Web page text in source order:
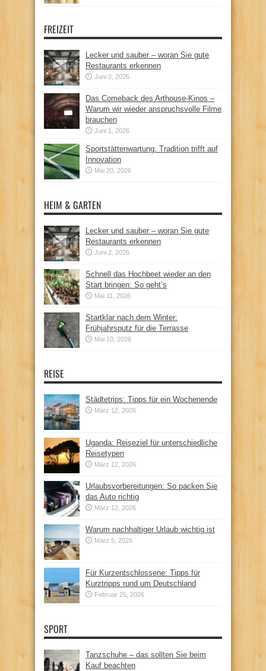
FREIZEIT
Lecker und sauber – woran Sie gute
Restaurants erkennen
Juni 2, 2026
Das Comeback des Arthouse-Kinos –
Warum wir wieder anspruchsvolle Filme
brauchen
Juni 1, 2026
Sportstättenwartung: Tradition trifft auf
Innovation
Mai 20, 2026
HEIM & GARTEN
Lecker und sauber – woran Sie gute
Restaurants erkennen
Juni 2, 2026
Schnell das Hochbeet wieder an den
Start bringen: So geht’s
Mai 11, 2026
Startklar nach dem Winter:
Frühjahrsputz für die Terrasse
Mai 10, 2026
REISE
Städtetrips: Tipps für ein Wochenende
März 12, 2026
Uganda: Reiseziel für unterschiedliche
Reisetypen
März 12, 2026
Urlaubsvorbereitungen: So packen Sie
das Auto richtig
März 12, 2026
Warum nachhaltiger Urlaub wichtig ist
März 5, 2026
Für Kurzentschlossene: Tipps für
Kurztripps rund um Deutschland
Februar 25, 2026
SPORT
Tanzschuhe – das sollten Sie beim
Kauf beachten